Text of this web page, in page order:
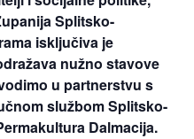
Splitsko-
isključiva je
nužno stavove
u partnerstvu s
službom Splitsko-
Dalmacija.